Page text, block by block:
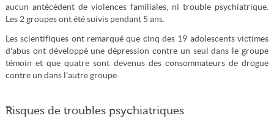
aucun antécédent de violences familiales, ni trouble psychiatrique.
Les 2 groupes ont été suivis pendant 5 ans.
Les scientifiques ont remarqué que cinq des 19 adolescents victimes
d'abus ont développé une dépression contre un seul dans le groupe
témoin et que quatre sont devenus des consommateurs de drogue
contre un dans l'autre groupe.
Risques de troubles psychiatriques